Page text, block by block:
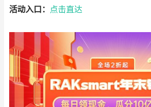
活动入口： 点击直达